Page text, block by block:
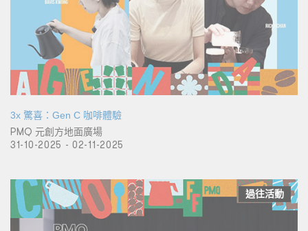
3x 驚喜：Gen C 咖啡體驗
PMQ 元創方地面廣場
31-10-2025 - 02-11-2025
過往活動